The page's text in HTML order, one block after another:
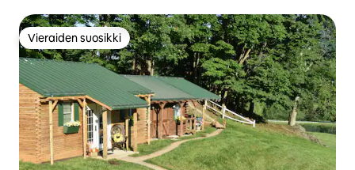
Vieraiden suosikki
Vieraiden suosikki